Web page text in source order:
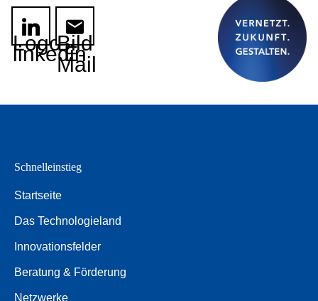
Logo
linkedin
Bild
E-
Mail
Schnelleinstieg
Startseite
Das Technologieland
Innovationsfelder
Beratung & Förderung
Netzwerke